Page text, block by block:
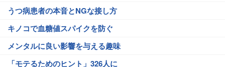
うつ病患者の本音とNGな接し方
キノコで血糖値スパイクを防ぐ
メンタルに良い影響を与える趣味
「モテるためのヒント」326人に